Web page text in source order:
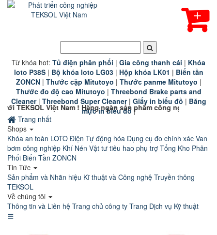
Từ khóa hot: Tủ điện phân phối | Gia công thanh cái | Khóa
loto P38S| Bộ khóa loto LG03| Hộp khóa LK01 | Biến tần
ZONCN| Thước cặp Mitutoyo | Thước panme Mitutoyo |
Thước đo độ cao Mitutoyo | Threebond Brake parts and
Cleaner| Threebond Super Cleaner| Giấy in biểu đồ | Băng
mực in biểu đồ |
! Hàng ngàn sản phẩm công nghiệp chính hãng chất lượng
Trang nhất
Shops
Khóa an toàn LOTO Điện Tự động hóa Dụng cụ đo chính xác Van
bơm công nghiệp Khí Nén Vật tư tiêu hao phụ trợ Tổng Kho Phân
Phối Biến Tần ZONCN
Tin Tức
Sản phẩm và Nhãn hiệu Kĩ thuật và Công nghệ Truyền thông
TEKSOL
Về chúng tôi
Thông tin và Liên hệ Trang chủ công ty Trang Dịch vụ Kỹ thuật
☰